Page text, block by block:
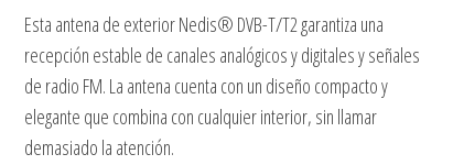
Esta antena de exterior Nedis® DVB-T/T2 garantiza una
recepción estable de canales analógicos y digitales y señales
de radio FM. La antena cuenta con un diseño compacto y
elegante que combina con cualquier interior, sin llamar
demasiado la atención.